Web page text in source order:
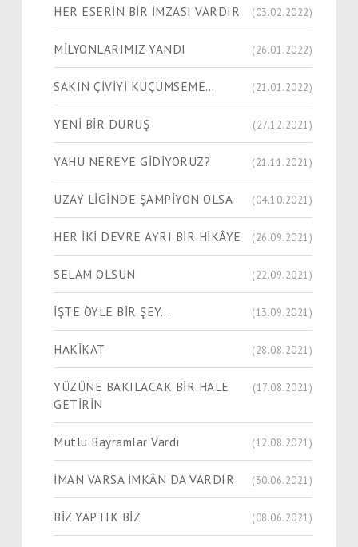
HER ESERİN BİR İMZASI VARDIR (03.02.2022)
MİLYONLARIMIZ YANDI (26.01.2022)
SAKIN ÇİVİYİ KÜÇÜMSEME… (21.01.2022)
YENİ BİR DURUŞ (27.12.2021)
YAHU NEREYE GİDİYORUZ? (21.11.2021)
UZAY LİGİNDE ŞAMPİYON OLSA (04.10.2021)
HER İKİ DEVRE AYRI BİR HİKÂYE (26.09.2021)
SELAM OLSUN (22.09.2021)
İŞTE ÖYLE BİR ŞEY... (13.09.2021)
HAKİKAT (28.08.2021)
YÜZÜNE BAKILACAK BİR HALE
GETİRİN
(17.08.2021)
Mutlu Bayramlar Vardı (12.08.2021)
İMAN VARSA İMKÂN DA VARDIR (30.06.2021)
BİZ YAPTIK BİZ (08.06.2021)